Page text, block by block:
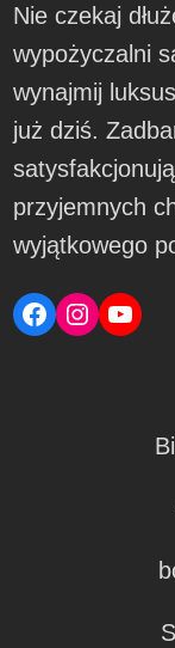
Nie czekaj
wypożyczalni
wynajmij
już dziś.
przyjemnych
wyjątkowego
Facebook
Instagram